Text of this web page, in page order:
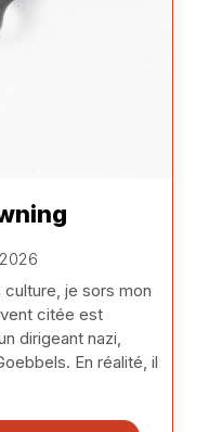
culture, je sors mon
citée est
dirigeant nazi,
En réalité, il